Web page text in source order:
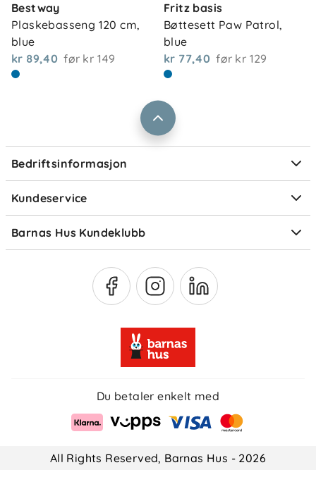
Bestway
Plaskebasseng 120 cm,
blue
kr 89,40 før kr 149
Fritz basis
Bøttesett Paw Patrol,
blue
kr 77,40 før kr 129
Bedriftsinformasjon
Våre butikker
Vårt samfunnsansvar
Jobbe i Barnas Hus
Størrelsesguider
Kundeservice
Frakt og levering
Retur og reklamasjon
Ofte stilte spørsmål
Om Klarna
Barnas Hus Kundeklubb
Medlemsvilkår
Du betaler enkelt med
All Rights Reserved, Barnas Hus - 2026